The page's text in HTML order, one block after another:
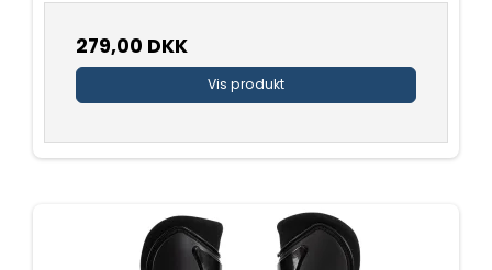
279,00 DKK
Vis produkt